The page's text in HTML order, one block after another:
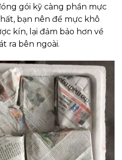
gói kỹ càng phần mực
bạn nên để mực khô
kín, lại đảm bảo hơn về
ra bên ngoài.